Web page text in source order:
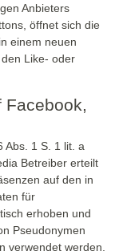
Anbieters
öffnet sich die
einem neuen
Like- oder
Facebook,
Abs. 1 S. 1 lit. a
Betreiber erteilt
auf den in
für
erhoben und
Pseudonymen
verwendet werden,